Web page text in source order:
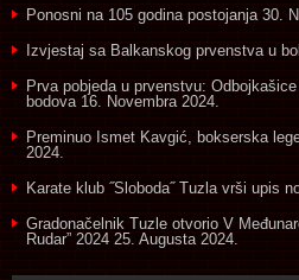
Ponosni na 105 godina postojanja 30.
Izvjestaj sa Balkanskog prvenstva u
Prva pobjeda u prvenstvu:
bodova 16. Novembra 2024.
Preminuo Ismet Kavgić, bokserska
2024.
Karate klub ˝Sloboda˝ Tuzla vrši upis
Gradonačelnik Tuzle otvorio V
Rudar” 2024 25. Augusta 2024.